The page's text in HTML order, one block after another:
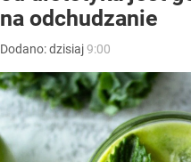
na odchudzanie
Dodano:dzisiaj9:00